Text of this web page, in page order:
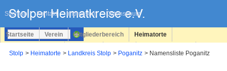
Sitemap Kontakt Impressum Datenschutz
überspringen
Startseite Verein Mitgliederbereich Heimatorte
Stolp Heimatorte Landkreis Stolp Poganitz Namensliste Poganitz